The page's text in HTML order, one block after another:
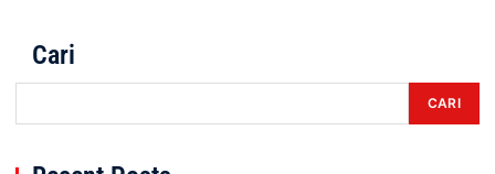
Cari
CARI